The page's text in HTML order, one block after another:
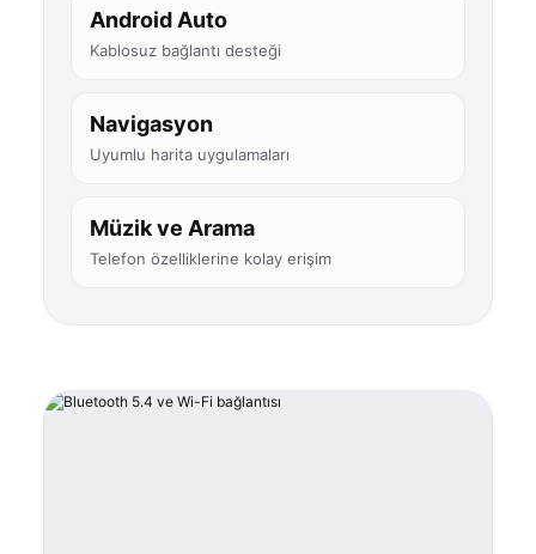
Android Auto
Kablosuz bağlantı desteği
Navigasyon
Uyumlu harita uygulamaları
Müzik ve Arama
Telefon özelliklerine kolay erişim